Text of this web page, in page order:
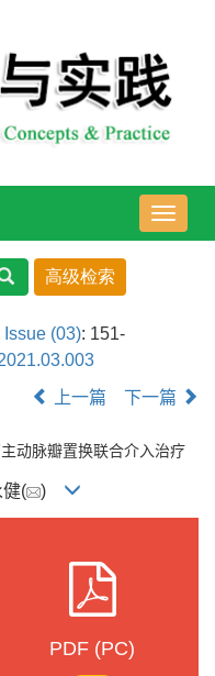
导
航
Issue (03): 151-
上一篇 下一篇
动脉瓣置换联合介入治疗
健( )
PDF (PC)